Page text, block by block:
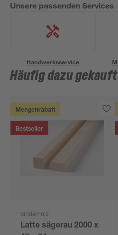
Unsere passenden Services
Handwerksservice
Häufig dazu gekauft
Mengenrabatt
Bestseller
binderholz
Latte sägerau 2000 x